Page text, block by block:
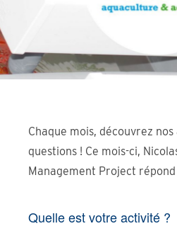
Chaque mois, découvrez
questions ! Ce mois-ci,
Management Project répond
Quelle est votre activité ?